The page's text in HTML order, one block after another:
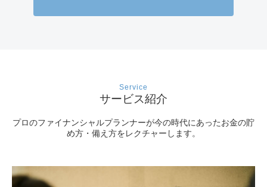
Service
サービス紹介
プロのファイナンシャルプランナーが今の時代にあったお金の貯
め方・備え方をレクチャーします。